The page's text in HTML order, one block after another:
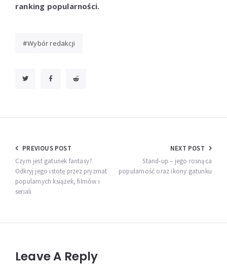
ranking popularności.
Wybór redakcji
Nawigacja
wpisu
PREVIOUS POST
Czym jest gatunek fantasy?
Odkryj jego istotę przez pryzmat
popularnych książek, filmów i
seriali
NEXT POST
Stand-up – jego rosnąca
popularność oraz ikony gatunku
Leave A Reply